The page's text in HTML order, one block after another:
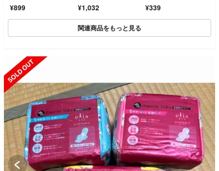
¥899 ¥1,032 即日発送
¥339
関連商品をもっと見る